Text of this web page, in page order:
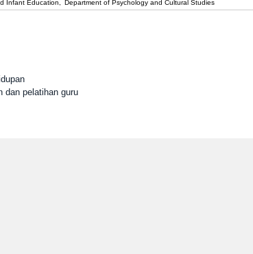
Infant Education Department of Psychology and Cultural Studies
dan pelatihan guru